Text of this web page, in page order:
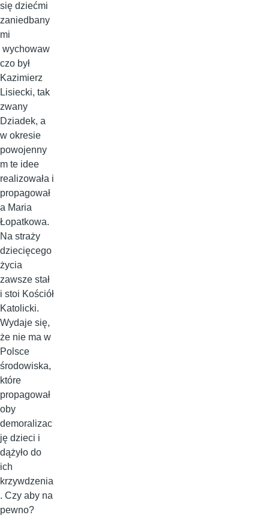
się dziećmi
zaniedbany
mi
wychowaw
czo był
Kazimierz
Lisiecki, tak
zwany
Dziadek, a
w okresie
powojenny
m te idee
realizowała i
propagował
a Maria
Łopatkowa.
Na straży
dziecięcego
życia
zawsze stał
i stoi Kościół
Katolicki.
Wydaje się,
że nie ma w
Polsce
środowiska,
które
propagował
oby
demoralizac
ję dzieci i
dążyło do
ich
krzywdzenia
. Czy aby na
pewno?